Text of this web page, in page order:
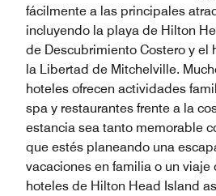
fácilmente a las principales
incluyendo la playa de Hilton
de Descubrimiento Costero y el
la Libertad de Mitchelville.
hoteles ofrecen actividades
spa y restaurantes frente a la
estancia sea tanto memorable
que estés planeando una
vacaciones en familia o un viaje
hoteles de Hilton Head Island